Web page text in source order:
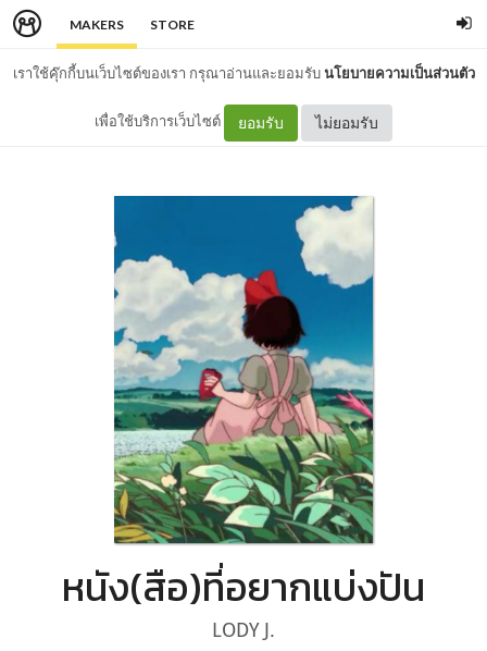
MAKERS STORE
เราใช้คุ๊กกี้บนเว็บไซต์ของเรา กรุณาอ่านและยอมรับนโยบายความเป็นส่วนตัว
เพื่อใช้บริการเว็บไซต์ ยอมรับ ไม่ยอมรับ
หนัง(สือ)ที่อยากแบ่งปัน
LODY J.